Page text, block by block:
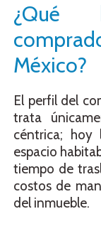
¿Qué
México?
El perfil del
trata
céntrica; hoy
espacio
tiempo de
costos de
del inmueble.